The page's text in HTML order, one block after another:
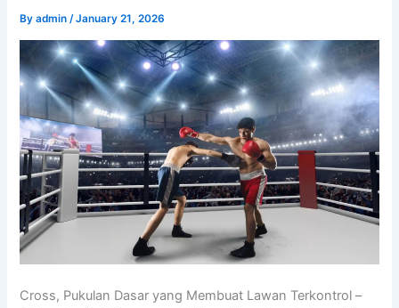
Byadmin/January 21, 2026
Cross, Pukulan Dasar yang Membuat Lawan Terkontrol –